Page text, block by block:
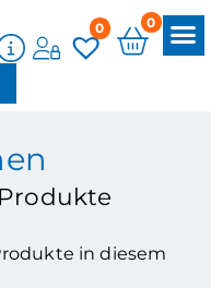
0 0
in diesem